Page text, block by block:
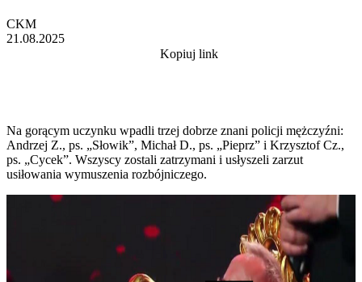
CKM
21.08.2025
Kopiuj link
Na gorącym uczynku wpadli trzej dobrze znani policji mężczyźni:
Andrzej Z., ps. „Słowik”, Michał D., ps. „Pieprz” i Krzysztof Cz.,
ps. „Cycek”. Wszyscy zostali zatrzymani i usłyszeli zarzut
usiłowania wymuszenia rozbójniczego.